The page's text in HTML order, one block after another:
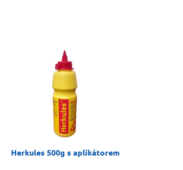
Herkules 500g s aplikátorem